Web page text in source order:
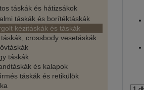
táskák és hátizsákok
táskák és borítéktáskák
kézitáskák és táskák
táskák, crossbody vesetáskák
táskák
és kalapok
táskák és retikülök